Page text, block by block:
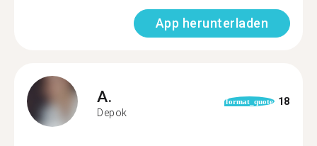
App herunterladen
A.
Depok
format_quote 18